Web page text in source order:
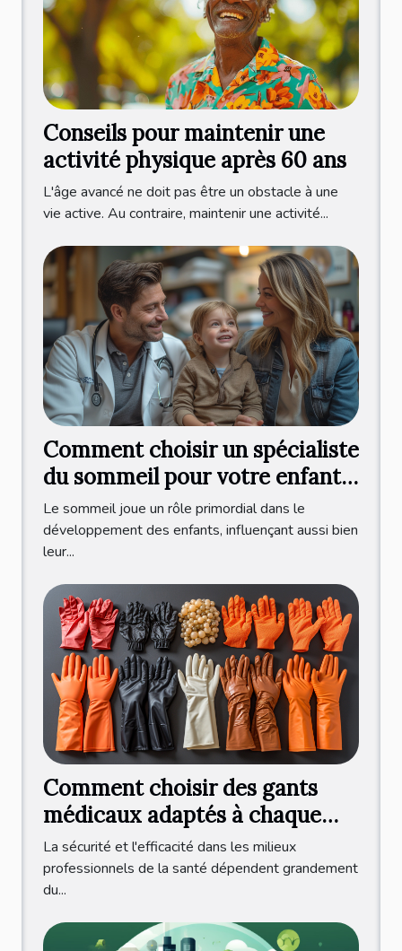
Conseils pour maintenir une
activité physique après 60 ans
L'âge avancé ne doit pas être un obstacle à une
vie active. Au contraire, maintenir une activité...
Comment choisir un spécialiste
du sommeil pour votre enfant :
critères et bénéfices d'une
consultation professionnelle
Le sommeil joue un rôle primordial dans le
développement des enfants, influençant aussi bien
leur...
Comment choisir des gants
médicaux adaptés à chaque
pratique professionnelle ?
La sécurité et l'efficacité dans les milieux
professionnels de la santé dépendent grandement
du...